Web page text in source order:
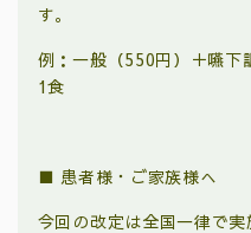
す。
例：一般（550円）＋嚥下
1食
■ 患者様・ご家族様へ
今回の改定は全国一律で実